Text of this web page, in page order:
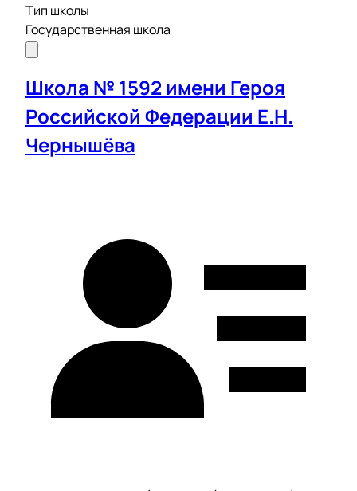
Тип школы
Государственная школа
Школа № 1592 имени Героя
Российской Федерации Е.Н.
Чернышёва